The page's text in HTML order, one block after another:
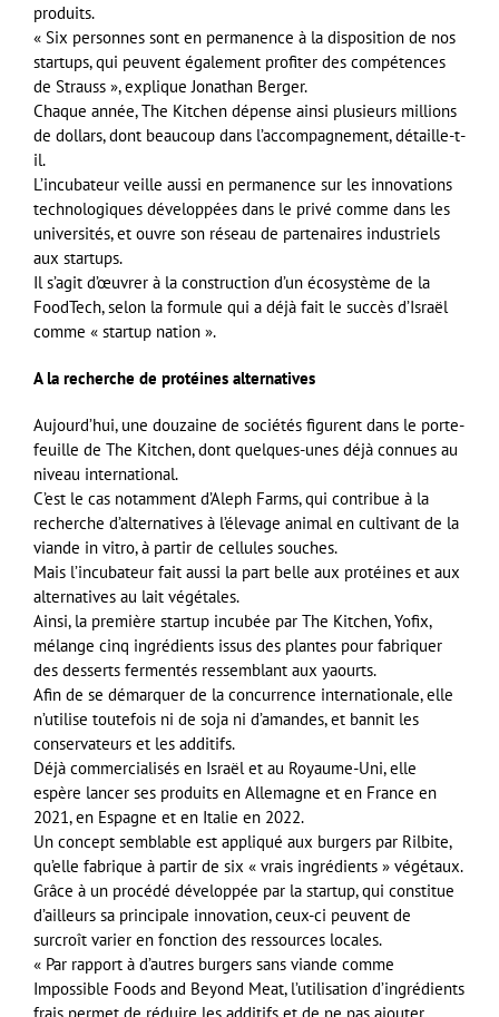
produits.
« Six personnes sont en permanence à la disposition de nos
startups, qui peuvent également profiter des compétences
de Strauss », explique Jonathan Berger.
Chaque année, The Kitchen dépense ainsi plusieurs millions
de dollars, dont beaucoup dans l’accompagnement, détaille-t-
il.
L’incubateur veille aussi en permanence sur les innovations
technologiques développées dans le privé comme dans les
universités, et ouvre son réseau de partenaires industriels
aux startups.
Il s’agit d’œuvrer à la construction d’un écosystème de la
FoodTech, selon la formule qui a déjà fait le succès d’Israël
comme « startup nation ».
A la recherche de protéines alternatives
Aujourd’hui, une douzaine de sociétés figurent dans le porte-
feuille de The Kitchen, dont quelques-unes déjà connues au
niveau international.
C’est le cas notamment d’Aleph Farms, qui contribue à la
recherche d’alternatives à l’élevage animal en cultivant de la
viande in vitro, à partir de cellules souches.
Mais l’incubateur fait aussi la part belle aux protéines et aux
alternatives au lait végétales.
Ainsi, la première startup incubée par The Kitchen, Yofix,
mélange cinq ingrédients issus des plantes pour fabriquer
des desserts fermentés ressemblant aux yaourts.
Afin de se démarquer de la concurrence internationale, elle
n’utilise toutefois ni de soja ni d’amandes, et bannit les
conservateurs et les additifs.
Déjà commercialisés en Israël et au Royaume-Uni, elle
espère lancer ses produits en Allemagne et en France en
2021, en Espagne et en Italie en 2022.
Un concept semblable est appliqué aux burgers par Rilbite,
qu’elle fabrique à partir de six « vrais ingrédients » végétaux.
Grâce à un procédé développée par la startup, qui constitue
d’ailleurs sa principale innovation, ceux-ci peuvent de
surcroît varier en fonction des ressources locales.
« Par rapport à d’autres burgers sans viande comme
Impossible Foods and Beyond Meat, l’utilisation d’ingrédients